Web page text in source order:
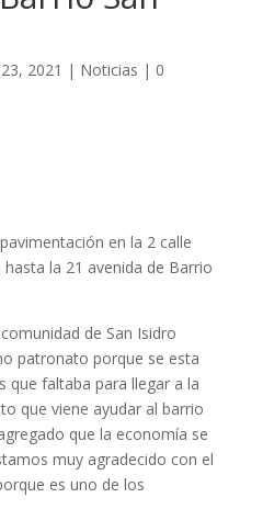
2021 | Noticias | 0
en la 2 calle
la 21 avenida de Barrio
de San Isidro
patronato porque se esta
que faltaba para llegar a la
que viene ayudar al barrio
que la economía se
muy agradecido con el
es uno de los